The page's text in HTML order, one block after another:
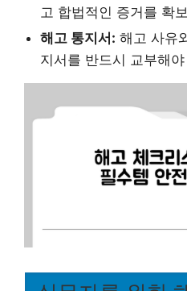
고 합법적인 증거를 확
해고 통지서: 해고 사유
지서를 반드시 교부해